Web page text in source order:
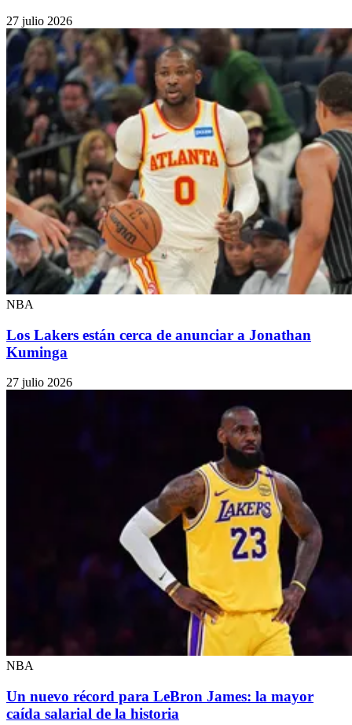
27 julio 2026
NBA
Los Lakers están cerca de anunciar a Jonathan
Kuminga
27 julio 2026
NBA
Un nuevo récord para LeBron James: la mayor
caída salarial de la historia